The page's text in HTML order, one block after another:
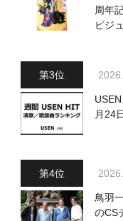
周年
ビジ
月24
鳥羽
のCS